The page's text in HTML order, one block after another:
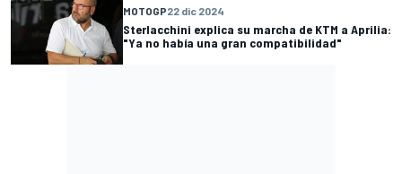
MOTOGP22 dic 2024
Sterlacchini explica su marcha de KTM a Aprilia:
"Ya no había una gran compatibilidad"